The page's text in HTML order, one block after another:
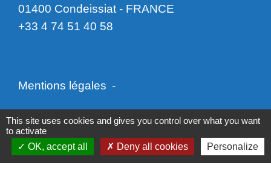
01400 Condeissiat - FRANCE
+33 4 74 51 40 58
Mentions légales -
Politique de confidentialité - Accessibilité -
Plan du site - Gestion des cookies
This site uses cookies and gives you control over what you want
to activate
OK, accept all
Deny all cookies Personalize